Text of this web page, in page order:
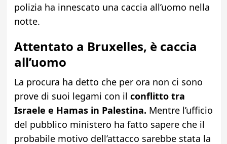
polizia ha innescato una caccia all’uomo nella
notte.
Attentato a Bruxelles, è caccia
all’uomo
La procura ha detto che per ora non ci sono
prove di suoi legami con il conflitto tra
Israele e Hamas in Palestina. Mentre l’ufficio
del pubblico ministero ha fatto sapere che il
probabile motivo dell’attacco sarebbe stata la